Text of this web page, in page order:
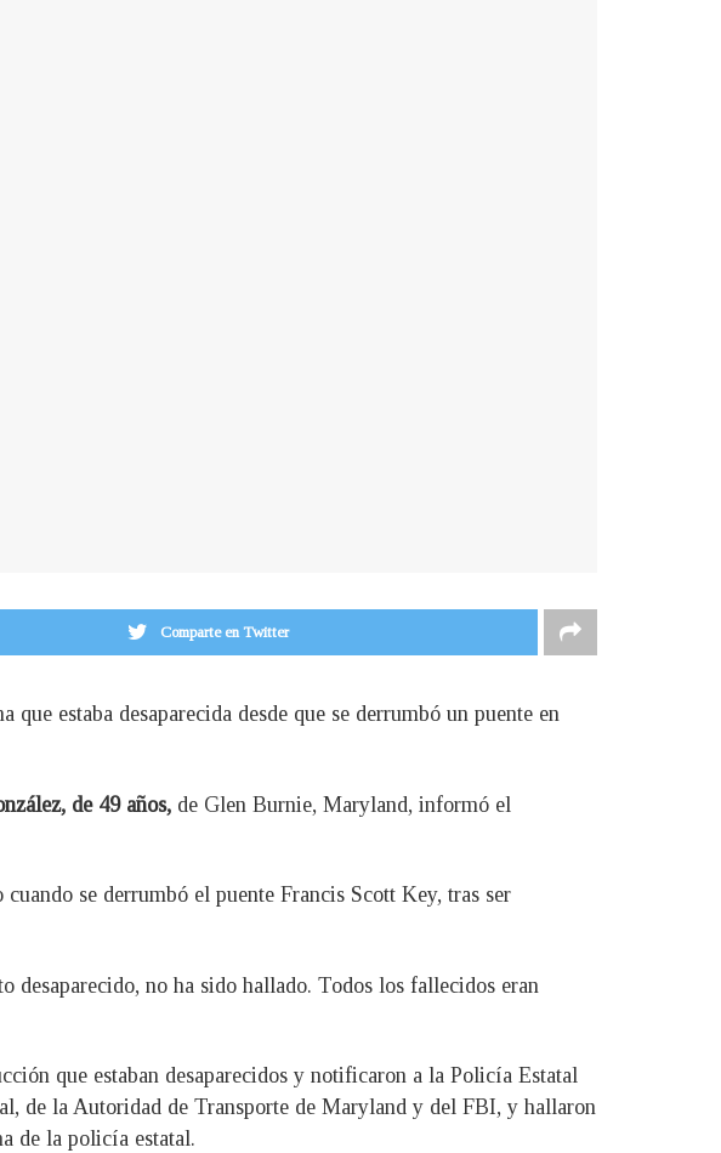
Comparte en Twitter
estaba desaparecida desde que se derrumbó un puente en
de 49 años, de Glen Burnie, Maryland, informó el
se derrumbó el puente Francis Scott Key, tras ser
desaparecido, no ha sido hallado. Todos los fallecidos eran
que estaban desaparecidos y notificaron a la Policía Estatal
de la Autoridad de Transporte de Maryland y del FBI, y hallaron
de la policía estatal.